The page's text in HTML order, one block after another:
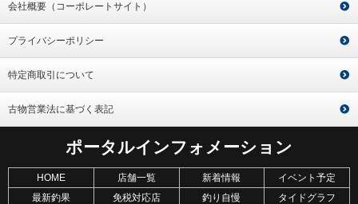
会社概要（コーポレートサイト）
プライバシーポリシー
特定商取引について
古物営業法に基づく表記
ポータルインフォメーション
HOME 店舗一覧 新着情報
イベント予定
最新釣果
免税対応店 釣り自慢
タイドグラフ